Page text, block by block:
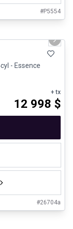
#P5554
Next
- Essence
+ tx
12 998 $
#26704a